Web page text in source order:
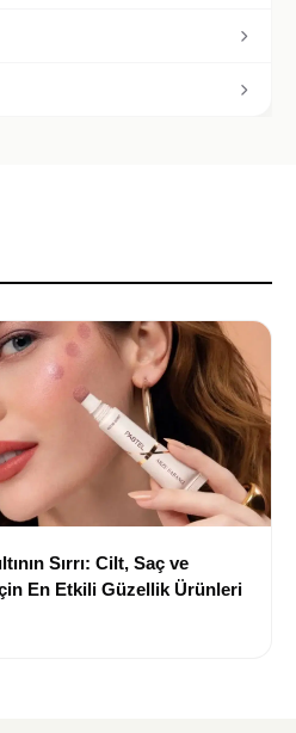
Sırrı: Cilt, Saç ve
En Etkili Güzellik Ürünleri